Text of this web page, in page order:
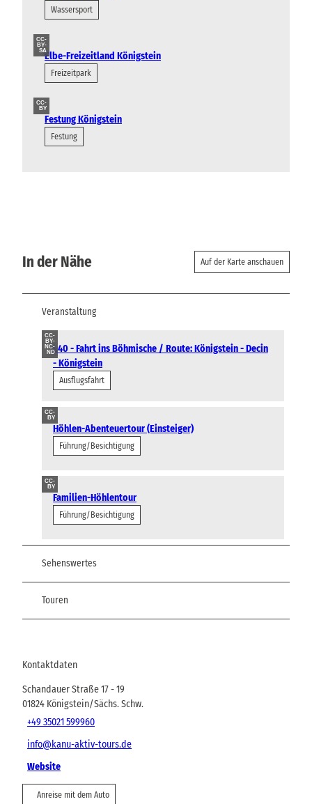
Wassersport
CC-
BY-
SAElbe-Freizeitland Königstein
Freizeitpark
CC-
BY
Festung Königstein
Festung
In der Nähe Auf der Karte anschauen
Veranstaltung
CC-
BY-
NC-
NDL40 - Fahrt ins Böhmische / Route: Königstein - Decin
- Königstein
Ausflugsfahrt
CC-
BY
Höhlen-Abenteuertour (Einsteiger)
Führung/Besichtigung
CC-
BY
Familien-Höhlentour
Führung/Besichtigung
Sehenswertes
Touren
Kontaktdaten
Schandauer Straße 17 - 19
01824 Königstein/Sächs. Schw.
+49 35021 599960
info@kanu-aktiv-tours.de
Website
Anreise mit dem Auto